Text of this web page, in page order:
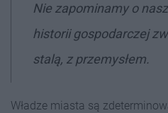
Nie zapominamy o
historii gospodarczej
stalą, z przemysłem.
Władze miasta są